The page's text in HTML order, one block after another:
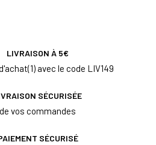
LIVRAISON À 5€
avec le code LIV149
SÉCURISÉE
de vos commandes
SÉCURISÉ